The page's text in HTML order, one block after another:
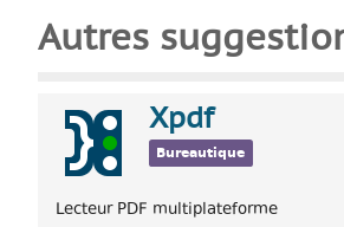
Autres
Xpdf
Bureautique
Lecteur PDF multiplateforme